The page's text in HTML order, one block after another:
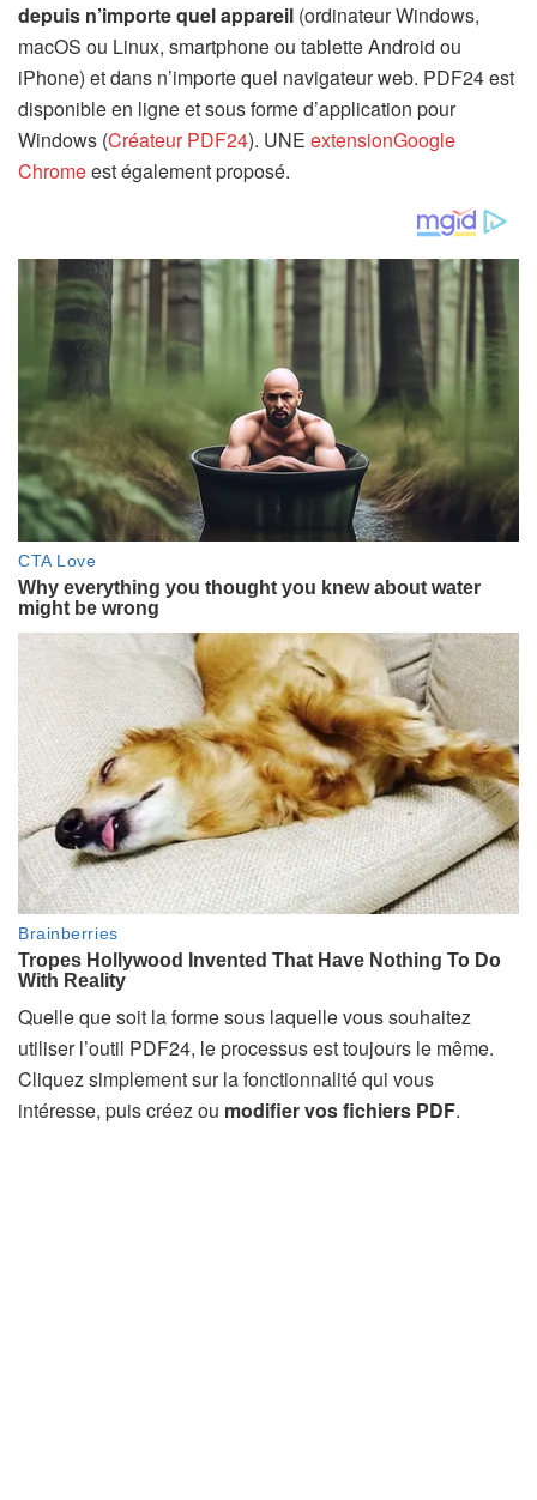
depuis n’importe quel appareil (ordinateur Windows,
macOS ou Linux, smartphone ou tablette Android ou
iPhone) et dans n’importe quel navigateur web. PDF24 est
disponible en ligne et sous forme d’application pour
Windows (Créateur PDF24). UNE extensionGoogle
Chromeest également proposé.
Quelle que soit la forme sous laquelle vous souhaitez
utiliser l’outil PDF24, le processus est toujours le même.
Cliquez simplement sur la fonctionnalité qui vous
intéresse, puis créez ou modifier vos fichiers PDF.